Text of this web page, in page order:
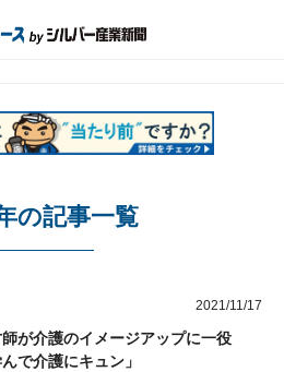
の記事一覧
2021/11/17
が介護のイメージアップに一役
んで介護にキュン」